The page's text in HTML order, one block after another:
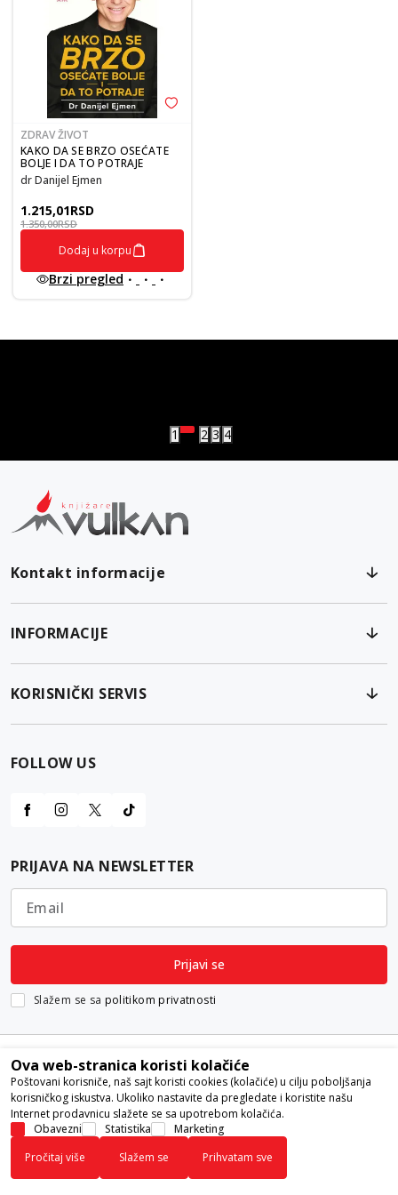
ZDRAV ŽIVOT
KAKO DA SE BRZO OSEĆATE
BOLJE I DA TO POTRAJE
dr Danijel Ejmen
1.215,01RSD
1.350,00RSD
Dodaj u korpu
Brzi pregled
1 2 3 4
Kontakt informacije
INFORMACIJE
KORISNIČKI SERVIS
FOLLOW US
PRIJAVA NA NEWSLETTER
Email
Prijavi se
Slažem se sa politikom privatnosti
Nastojimo da budemo što precizniji u opisu proizvoda, prikazu slika i
samih cena, ali ne možemo garantovati da su sve informacije kompletne i
bez grešaka. Svi artikli prikazani na sajtu su deo naše ponude i ne
podrazumeva da su dostupni u svakom trenutku.
Ova web-stranica koristi kolačiće
Poštovani korisniče, naš sajt koristi cookies (kolačiće) u cilju poboljšanja
korisničkog iskustva. Ukoliko nastavite da pregledate i koristite našu
Internet prodavnicu slažete se sa upotrebom kolačića.
Obavezni
Statistika
Marketing
Pročitaj više
Slažem se Prihvatam sve